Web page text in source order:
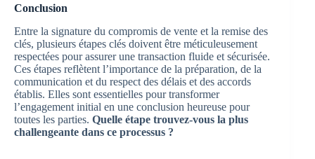
Conclusion
Entre la signature du compromis de vente et la remise des
clés, plusieurs étapes clés doivent être méticuleusement
respectées pour assurer une transaction fluide et sécurisée.
Ces étapes reflètent l’importance de la préparation, de la
communication et du respect des délais et des accords
établis. Elles sont essentielles pour transformer
l’engagement initial en une conclusion heureuse pour
toutes les parties. Quelle étape trouvez-vous la plus
challengeante dans ce processus ?